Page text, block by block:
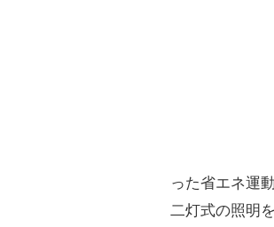
った省エネ運
二灯式の照明